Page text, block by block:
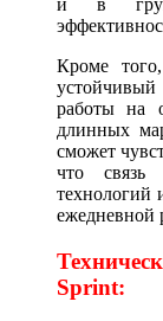
и в
Кроме
работы на
длинных
сможет
что связь
технологий
ежедневной
Sprint: